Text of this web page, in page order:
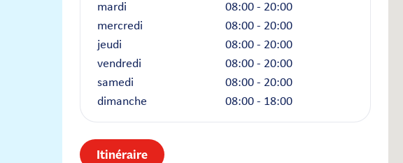
mardi
08:00 - 20:00
mercredi
08:00 - 20:00
jeudi
08:00 - 20:00
vendredi
08:00 - 20:00
samedi
08:00 - 20:00
dimanche
08:00 - 18:00
Itinéraire